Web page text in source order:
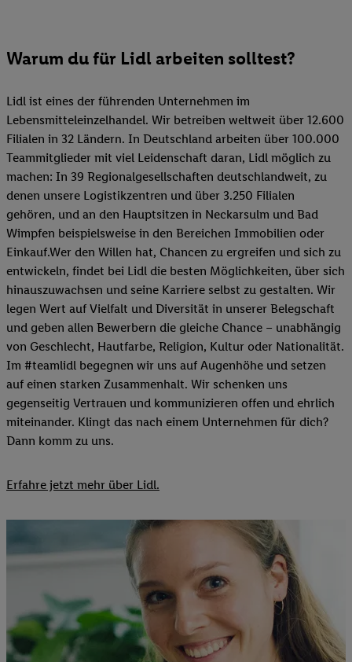
Warum du für Lidl arbeiten solltest?
Lidl ist eines der führenden Unternehmen im
Lebensmitteleinzelhandel. Wir betreiben weltweit über 12.600
Filialen in 32 Ländern. In Deutschland arbeiten über 100.000
Teammitglieder mit viel Leidenschaft daran, Lidl möglich zu
machen: In 39 Regionalgesellschaften deutschlandweit, zu
denen unsere Logistikzentren und über 3.250 Filialen
gehören, und an den Hauptsitzen in Neckarsulm und Bad
Wimpfen beispielsweise in den Bereichen Immobilien oder
Einkauf.Wer den Willen hat, Chancen zu ergreifen und sich zu
entwickeln, findet bei Lidl die besten Möglichkeiten, über sich
hinauszuwachsen und seine Karriere selbst zu gestalten. Wir
legen Wert auf Vielfalt und Diversität in unserer Belegschaft
und geben allen Bewerbern die gleiche Chance – unabhängig
von Geschlecht, Hautfarbe, Religion, Kultur oder Nationalität.
Im #teamlidl begegnen wir uns auf Augenhöhe und setzen
auf einen starken Zusammenhalt. Wir schenken uns
gegenseitig Vertrauen und kommunizieren offen und ehrlich
miteinander. Klingt das nach einem Unternehmen für dich?
Dann komm zu uns.​
Erfahre jetzt mehr über Lidl.